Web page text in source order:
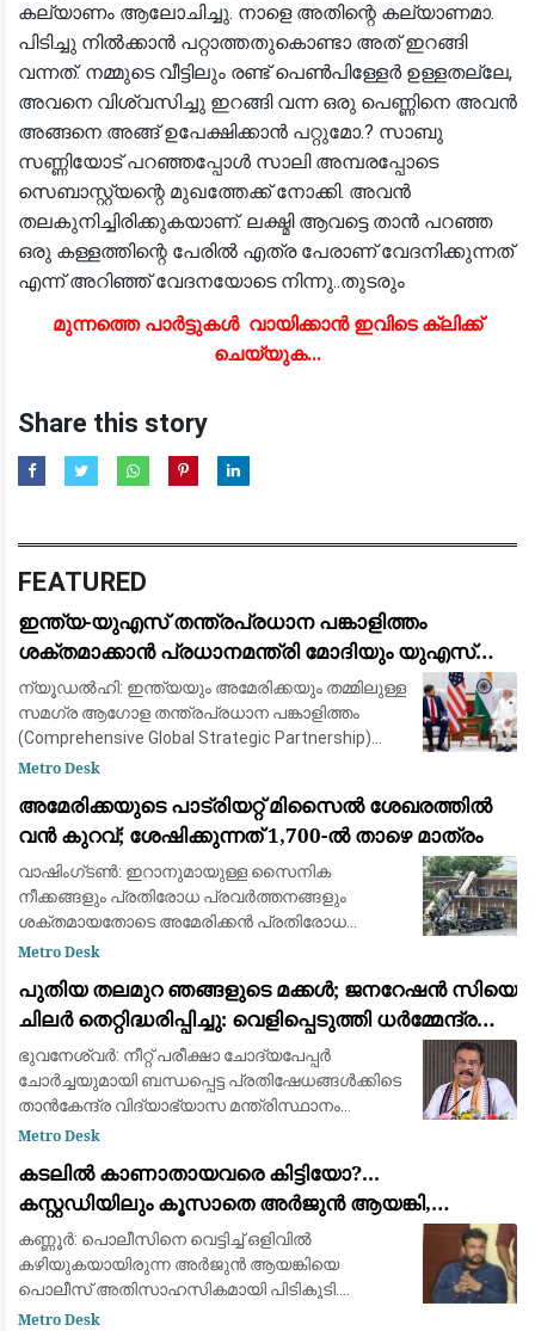
കല്യാണം ആലോചിച്ചു. നാളെ അതിന്റെ കല്യാണമാ.
പിടിച്ചു നിൽക്കാൻ പറ്റാത്തതുകൊണ്ടാ അത് ഇറങ്ങി
വന്നത്. നമ്മുടെ വീട്ടിലും രണ്ട് പെൺപിള്ളേർ ഉള്ളതല്ലേ,
അവനെ വിശ്വസിച്ചു ഇറങ്ങി വന്ന ഒരു പെണ്ണിനെ അവൻ
അങ്ങനെ അങ്ങ് ഉപേക്ഷിക്കാൻ പറ്റുമോ.? സാബു
സണ്ണിയോട് പറഞ്ഞപ്പോൾ സാലി അമ്പരപ്പോടെ
സെബാസ്റ്റ്യന്റെ മുഖത്തേക്ക് നോക്കി. അവൻ
തലകുനിച്ചിരിക്കുകയാണ്. ലക്ഷ്മി ആവട്ടെ താൻ പറഞ്ഞ
ഒരു കള്ളത്തിന്റെ പേരിൽ എത്ര പേരാണ് വേദനിക്കുന്നത്
എന്ന് അറിഞ്ഞ് വേദനയോടെ നിന്നു..തുടരും
മുന്നത്തെ പാർട്ടുകൾ വായിക്കാൻ ഇവിടെ ക്ലിക്ക്
ചെയ്യുക...
Share this story
FEATURED
ഇന്ത്യ-യുഎസ് തന്ത്രപ്രധാന പങ്കാളിത്തം
ശക്തമാക്കാൻ പ്രധാനമന്ത്രി മോദിയും യുഎസ്
വൈസ് പ്രസിഡന്റ് ജെ.ഡി. വാൻസും ചർച്ച നടത്തി
ന്യൂഡൽഹി: ഇന്ത്യയും അമേരിക്കയും തമ്മിലുള്ള
സമഗ്ര ആഗോള തന്ത്രപ്രധാന പങ്കാളിത്തം
(Comprehensive Global Strategic Partnership)
കൂടുതൽ ശക്തമാക്കുന്നതിനായി പ്രധാനമന്ത്രി
Metro Desk
അമേരിക്കയുടെ പാട്രിയറ്റ് മിസൈൽ ശേഖരത്തിൽ
വൻ കുറവ്; ശേഷിക്കുന്നത് 1,700-ൽ താഴെ മാത്രം
വാഷിംഗ്ടൺ: ഇറാനുമായുള്ള സൈനിക
നീക്കങ്ങളും പ്രതിരോധ പ്രവർത്തനങ്ങളും
ശക്തമായതോടെ അമേരിക്കൻ പ്രതിരോധ
സേനയുടെ പക്കലുള്ള പാട്രിയറ്റ്
Missile) ശേഖരം വൻതോതിൽ കുറഞ്ഞത
Metro Desk
പുതിയ തലമുറ ഞങ്ങളുടെ മക്കൾ; ജനറേഷൻ സിയെ
ചിലർ തെറ്റിദ്ധരിപ്പിച്ചു: വെളിപ്പെടുത്തി ധർമ്മേന്ദ്ര
പ്രധാൻ
ഭുവനേശ്വർ: നീറ്റ് പരീക്ഷാ ചോദ്യപേപ്പർ
ചോർച്ചയുമായി ബന്ധപ്പെട്ട പ്രതിഷേധങ്ങൾക്കിടെ
താൻകേന്ദ്ര വിദ്യാഭ്യാസ മന്ത്രിസ്ഥാനം
രാജിവെക്കാൻ ഇടയായ സാഹചര്യത്തെക്കുറിച്ച്
Metro Desk
കടലില്‍ കാണാതായവരെ കിട്ടിയോ?...
കസ്റ്റഡിയിലും കൂസാതെ അർജുൻ ആയങ്കി,
സർക്കാറിനെതിരെ പരിഹാസം
കണ്ണൂർ: പൊലീസിനെ വെട്ടിച്ച് ഒളിവിൽ
കഴിയുകയായിരുന്ന അർജുൻ ആയങ്കിയെ
പൊലീസ് അതിസാഹസികമായി പിടികൂടി.
കണ്ണൂരിലെ ഒരു വനിത അഭിഭാഷകയുടെ ഫ്ലാറ്റിൽ
Metro Desk